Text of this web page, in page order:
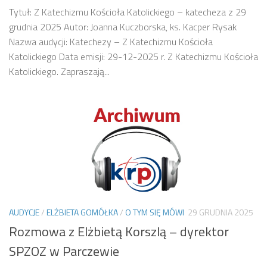
Tytuł: Z Katechizmu Kościoła Katolickiego – katecheza z 29
grudnia 2025 Autor: Joanna Kuczborska, ks. Kacper Rysak
Nazwa audycji: Katechezy – Z Katechizmu Kościoła
Katolickiego Data emisji: 29-12-2025 r. Z Katechizmu Kościoła
Katolickiego. Zapraszają...
AUDYCJE/ELŻBIETA GOMÓŁKA/ O TYM SIĘ MÓWI 29 GRUDNIA 2025
Rozmowa z Elżbietą Korszlą – dyrektor
SPZOZ w Parczewie